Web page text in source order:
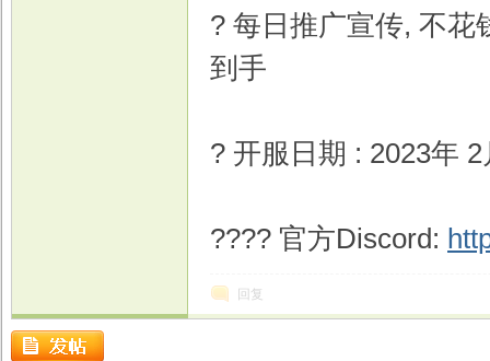
? 每日推广宣传, 不花
到手
? 开服日期 : 2023年
???? 官方Discord:
回复